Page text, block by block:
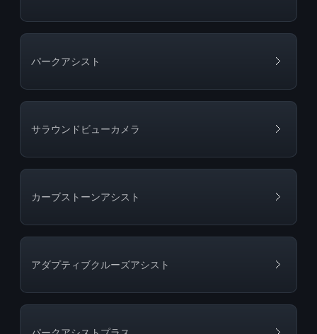
パークアシスト
サラウンドビューカメラ
カーブストーンアシスト
アダプティブクルーズアシスト